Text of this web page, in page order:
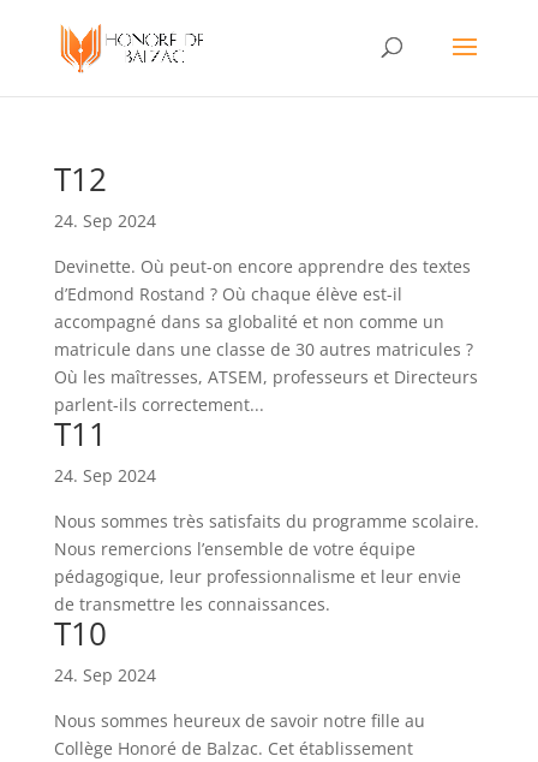
T12
24. Sep 2024
Devinette. Où peut-on encore apprendre des textes
d’Edmond Rostand ? Où chaque élève est-il
accompagné dans sa globalité et non comme un
matricule dans une classe de 30 autres matricules ?
Où les maîtresses, ATSEM, professeurs et Directeurs
parlent-ils correctement...
T11
24. Sep 2024
Nous sommes très satisfaits du programme scolaire.
Nous remercions l’ensemble de votre équipe
pédagogique, leur professionnalisme et leur envie
de transmettre les connaissances.
T10
24. Sep 2024
Nous sommes heureux de savoir notre fille au
Collège Honoré de Balzac. Cet établissement